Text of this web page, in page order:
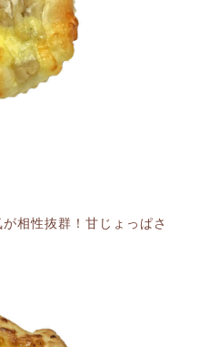
相性抜群！甘じょっぱさ